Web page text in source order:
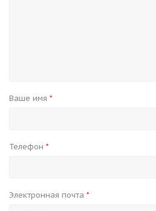
Ваше имя *
Телефон *
Электронная почта *